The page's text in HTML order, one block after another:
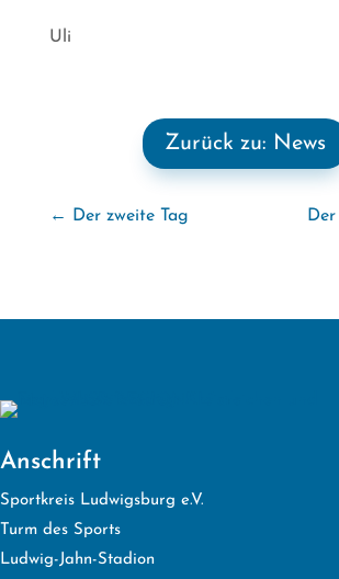
Uli
Zurück zu: News
← Der zweite Tag
Anschrift
Sportkreis Ludwigsburg e.V.
Turm des Sports
Ludwig-Jahn-Stadion